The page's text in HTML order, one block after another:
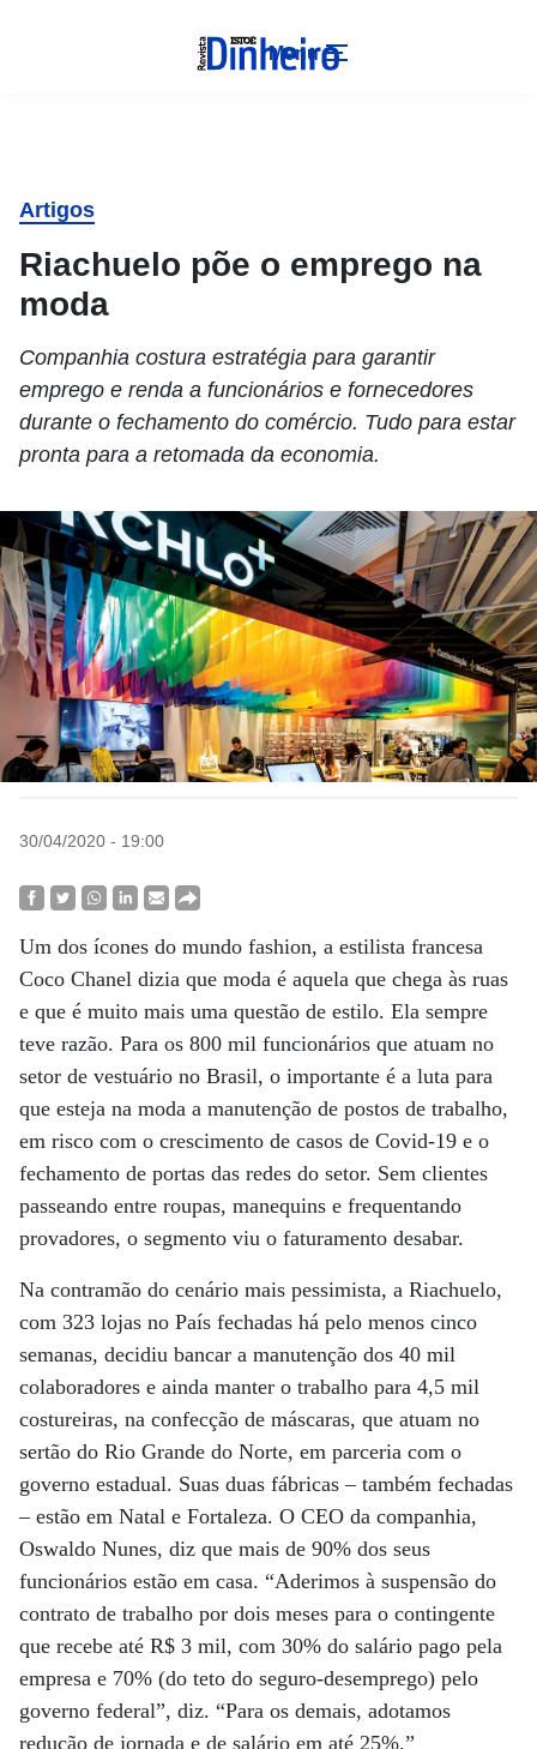
Menu
Artigos
Riachuelo põe o emprego na
moda
Companhia costura estratégia para garantir
emprego e renda a funcionários e fornecedores
durante o fechamento do comércio. Tudo para estar
pronta para a retomada da economia.
30/04/2020 - 19:00
Um dos ícones do mundo fashion, a estilista francesa
Coco Chanel dizia que moda é aquela que chega às ruas
e que é muito mais uma questão de estilo. Ela sempre
teve razão. Para os 800 mil funcionários que atuam no
setor de vestuário no Brasil, o importante é a luta para
que esteja na moda a manutenção de postos de trabalho,
em risco com o crescimento de casos de Covid-19 e o
fechamento de portas das redes do setor. Sem clientes
passeando entre roupas, manequins e frequentando
provadores, o segmento viu o faturamento desabar.
Na contramão do cenário mais pessimista, a Riachuelo,
com 323 lojas no País fechadas há pelo menos cinco
semanas, decidiu bancar a manutenção dos 40 mil
colaboradores e ainda manter o trabalho para 4,5 mil
costureiras, na confecção de máscaras, que atuam no
sertão do Rio Grande do Norte, em parceria com o
governo estadual. Suas duas fábricas – também fechadas
– estão em Natal e Fortaleza. O CEO da companhia,
Oswaldo Nunes, diz que mais de 90% dos seus
funcionários estão em casa. “Aderimos à suspensão do
contrato de trabalho por dois meses para o contingente
que recebe até R$ 3 mil, com 30% do salário pago pela
empresa e 70% (do teto do seguro-desemprego) pelo
governo federal”, diz. “Para os demais, adotamos
redução de jornada e de salário em até 25%.”